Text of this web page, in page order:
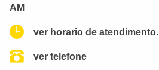
AM
ver horario de atendimento.
ver telefone